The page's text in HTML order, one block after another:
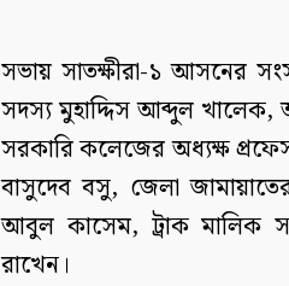
সভায় সাতক্ষীরা-১ আসনের
সদস্য মুহাদ্দিস আব্দুল
সরকারি কলেজের অধ্যক্ষ
বাসুদেব বসু, জেলা
আবুল কাসেম, ট্রাক মালিক
রাখেন।